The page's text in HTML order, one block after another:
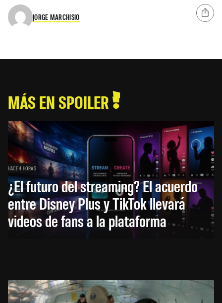
JORGE MARCHISIO
MÁS EN SPOILER
HACE 4 HORAS
¿El futuro del streaming? El acuerdo
entre Disney Plus y TikTok llevará
videos de fans a la plataforma